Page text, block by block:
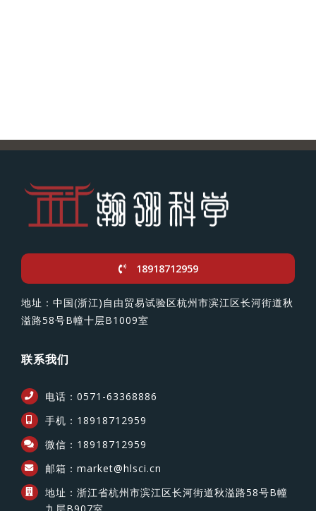
18918712959
地址：中国(浙江)自由贸易试验区杭州市滨江区长河街道秋
溢路58号B幢十层B1009室
联系我们
电话：0571-63368886
手机：18918712959
微信：18918712959
邮箱：market@hlsci.cn
地址：浙江省杭州市滨江区长河街道秋溢路58号B幢
九层B907室